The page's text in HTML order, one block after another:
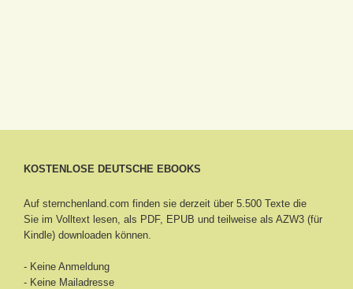
KOSTENLOSE DEUTSCHE EBOOKS
Auf sternchenland.com finden sie derzeit über 5.500 Texte die
Sie im Volltext lesen, als PDF, EPUB und teilweise als AZW3 (für
Kindle) downloaden können.
- Keine Anmeldung
- Keine Mailadresse